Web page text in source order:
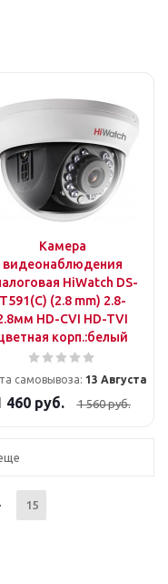
Камера
видеонаблюдения
HiWatch DS-
T591(C) (2.8 mm) 2.8-
HD-CVI HD-TVI
корп.:белый
самовывоза: 13 Августа
460руб. 1 560руб.
15